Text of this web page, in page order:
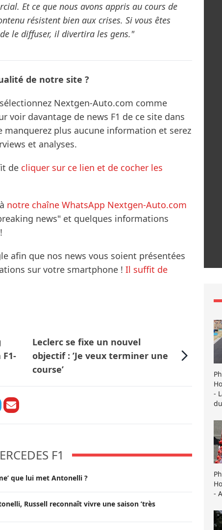
Et ce que nous avons appris au cours de
résistent bien aux crises. Si vous êtes
le diffuser, il divertira les gens."
de notre site ?
Nextgen-Auto.com comme
voir davantage de news F1 de ce site dans
manquerez plus aucune information et serez
et analyses.
de cliquer sur ce lien et de cocher les
notre chaîne WhatsApp Nextgen-Auto.com
news" et quelques informations
afin que nos news vous soient présentées
sur votre smartphone ! Il suffit de
Leclerc se fixe un nouvel
objectif : ’Je veux terminer une
course’
F1
que lui met Antonelli ?
Russell reconnaît vivre une saison ’très
-
-